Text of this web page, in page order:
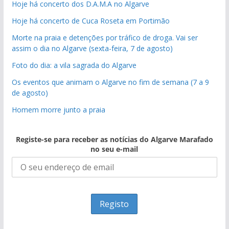
Hoje há concerto dos D.A.M.A no Algarve
Hoje há concerto de Cuca Roseta em Portimão
Morte na praia e detenções por tráfico de droga. Vai ser
assim o dia no Algarve (sexta-feira, 7 de agosto)
Foto do dia: a vila sagrada do Algarve
Os eventos que animam o Algarve no fim de semana (7 a 9
de agosto)
Homem morre junto a praia
Registe-se para receber as notícias do Algarve Marafado
no seu e-mail